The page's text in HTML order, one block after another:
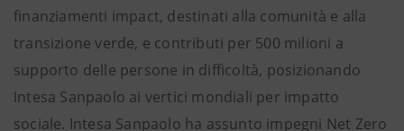
finanziamenti impact, destinati alla comunità e alla
transizione verde, e contributi per 500 milioni a
supporto delle persone in difficoltà, posizionando
Intesa Sanpaolo ai vertici mondiali per impatto
sociale. Intesa Sanpaolo ha assunto impegni Net Zero